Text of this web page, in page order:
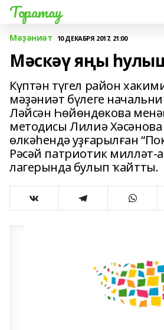
Торатау
Мәҙәниәт 10 ДЕКАБРЯ 2017, 21:00
Мәскәү яңы
Күптән түгел район
мәҙәниәт бүлеге
Ләйсән Һөйөндөкова
методисы Лилиә Хәсәнова
өлкәһендә уҙғарылған
Рәсәй патриотик милләт-
лагерында булып ҡайтты.